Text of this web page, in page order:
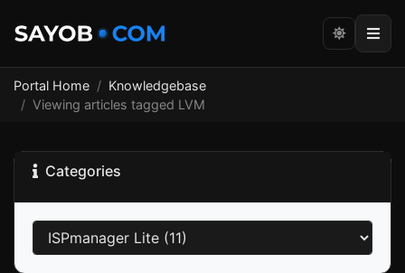
Portal Home
Knowledgebase
Viewing articles tagged LVM
Categories